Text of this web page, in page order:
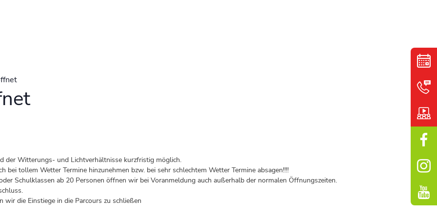
der Witterungs- und Lichtverhältnisse kurzfristig möglich.
bei tollem Wetter Termine hinzunehmen bzw. bei sehr schlechtem Wetter Termine absagen!!!!
Schulklassen ab 20 Personen öffnen wir bei Voranmeldung auch außerhalb der normalen Öffnungszeiten.
wir die Einstiege in die Parcours zu schließen